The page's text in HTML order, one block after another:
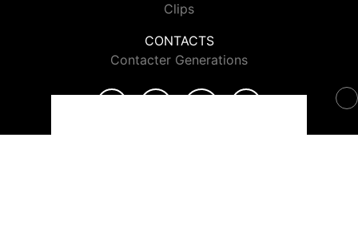
Clips
CONTACTS
Contacter Generations